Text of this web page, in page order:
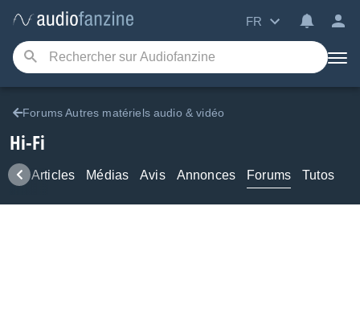
FR
Forums Autres matériels audio & vidéo
Hi-Fi
Articles Médias Avis Annonces Forums Tutos